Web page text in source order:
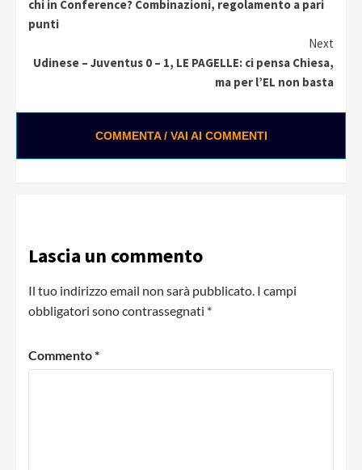
chi in Conference? Combinazioni, regolamento a pari
punti
Next
Udinese – Juventus 0 – 1, LE PAGELLE: ci pensa Chiesa,
ma per l’EL non basta
COMMENTA / VAI AI COMMENTI
Lascia un commento
Il tuo indirizzo email non sarà pubblicato. I campi
obbligatori sono contrassegnati *
Commento*